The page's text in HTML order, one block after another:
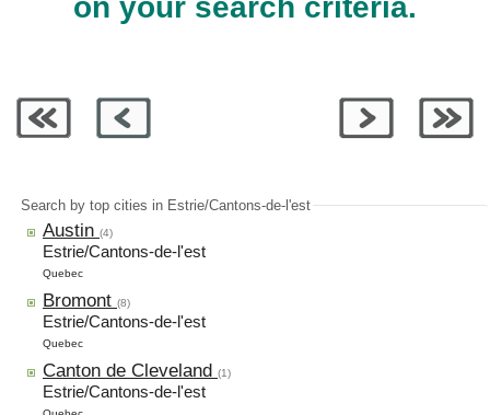
on your search criteria.
Search by top cities in Estrie/Cantons-de-l'est
Austin (4)
Estrie/Cantons-de-l'est
Quebec
Bromont (8)
Estrie/Cantons-de-l'est
Quebec
Canton de Cleveland (1)
Estrie/Cantons-de-l'est